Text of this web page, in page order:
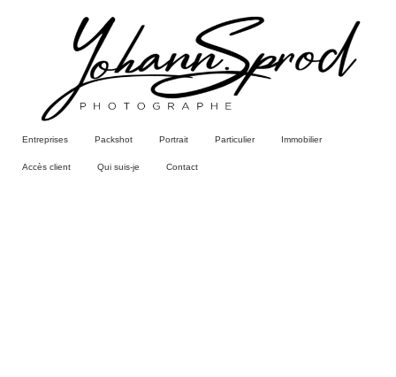
Entreprises Packshot Portrait Particulier Immobilier
Accès client Qui suis-je Contact